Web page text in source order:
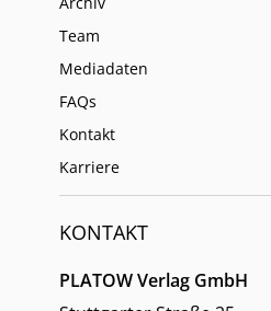
Team
Mediadaten
FAQs
Kontakt
Karriere
KONTAKT
PLATOW Verlag GmbH